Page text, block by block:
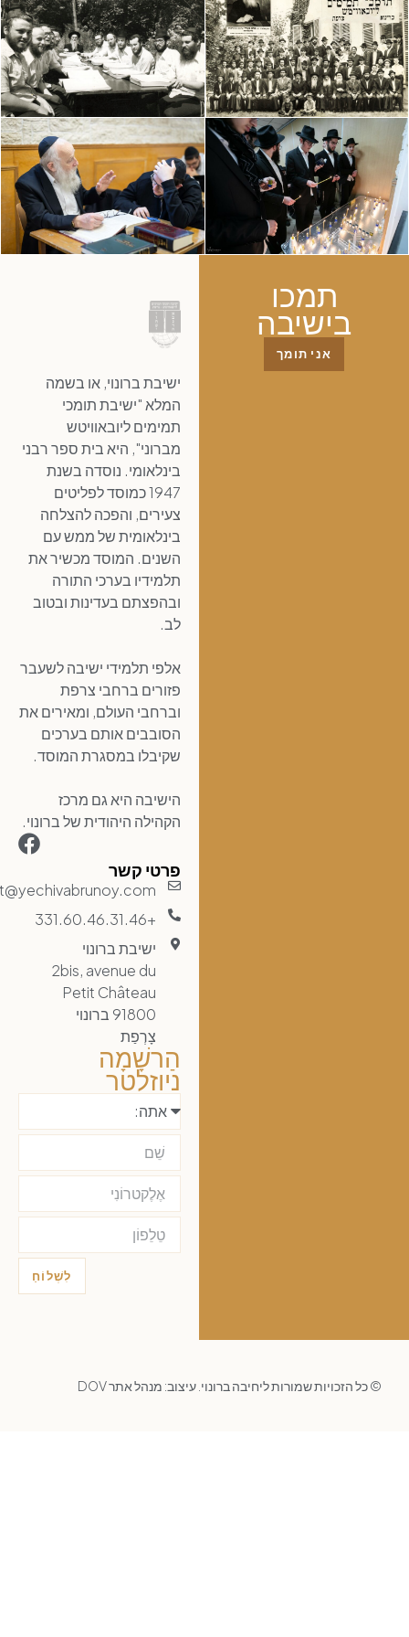
תמכו
בישיבה
אני תומך
ישיבת ברונוי, או בשמה
המלא "ישיבת תומכי
תמימים ליובאוויטש
מברוני", היא בית ספר רבני
בינלאומי. נוסדה בשנת
1947 כמוסד לפליטים
צעירים, והפכה להצלחה
בינלאומית של ממש עם
השנים. המוסד מכשיר את
תלמידיו בערכי התורה
ובהפצתם בעדינות ובטוב
אלפי תלמידי ישיבה לשעבר
פזורים ברחבי צרפת
וברחבי העולם, ומאירים את
הסובבים אותם בערכים
שקיבלו במסגרת המוסד.
הישיבה היא גם מרכז
הקהילה היהודית של ברונוי.
פרטי קשר
contact@yechivabrunoy.com
ישיבת ברונוי
2bis, avenue du
Petit Château
הַרשָׁמָה
ניוזלטר
שמורות ליחיבה ברונוי. עיצוב:מנהל אתר DOV